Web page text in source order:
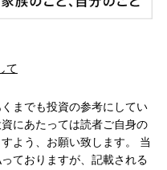
て
までも投資の参考にしてい
にあたっては読者ご自身の
よう、お願い致します。 当
ておりますが、記載される